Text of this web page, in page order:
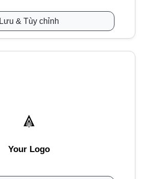
Lưu & Tùy chỉnh
Your Logo